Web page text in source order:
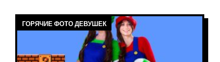
ГОРЯЧИЕ ФОТО ДЕВУШЕК